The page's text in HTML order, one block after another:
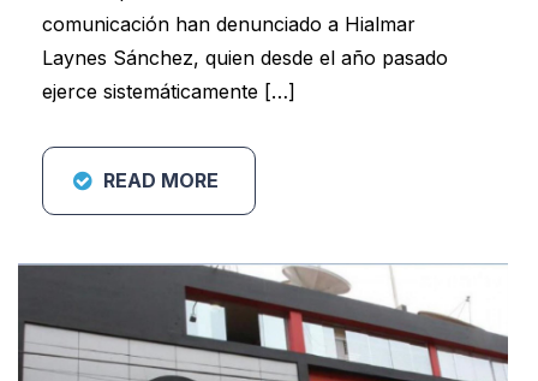
comunicación han denunciado a Hialmar
Laynes Sánchez, quien desde el año pasado
ejerce sistemáticamente […]
READ MORE